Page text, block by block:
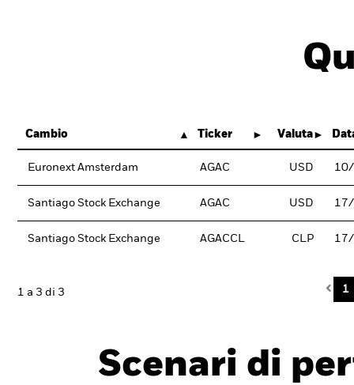
Cambio Ticker Valuta
Euronext Amsterdam AGAC USD
Santiago Stock Exchange AGAC USD
Santiago Stock Exchange AGACCL CLP
1 a 3 di 3 1
Scenari di